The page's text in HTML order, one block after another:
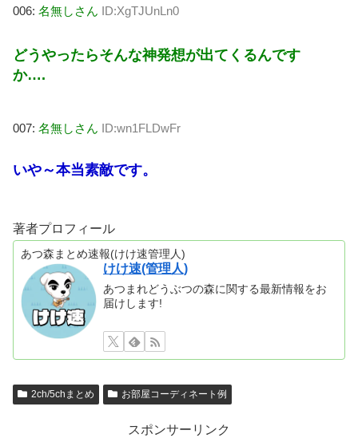
006: 名無しさん ID:XgTJUnLn0
どうやったらそんな神発想が出てくるんです
か….
007: 名無しさん ID:wn1FLDwFr
いや～本当素敵です。
著者プロフィール
あつ森まとめ速報(けけ速管理人)
けけ速(管理人)
あつまれどうぶつの森に関する最新情報をお
届けします!
2ch/5chまとめ お部屋コーディネート例
スポンサーリンク